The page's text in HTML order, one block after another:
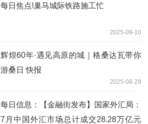
每日焦点!巢马城际铁路施工忙
2025-09-10
辉煌60年·遇见高原的城｜格桑达瓦带你
游桑日 快报
2025-08-29
每日信息：【金融街发布】国家外汇局：
7月中国外汇市场总计成交28.28万亿元